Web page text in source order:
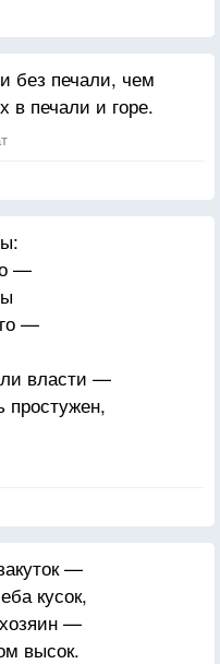
без печали, чем
в печали и горе.
—
—
власти —
—
—
— крошка
бывает…
—
кусок,
—
высок.